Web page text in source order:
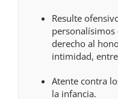
Resulte
derecho al
intimidad,
Atente contra
la infancia.